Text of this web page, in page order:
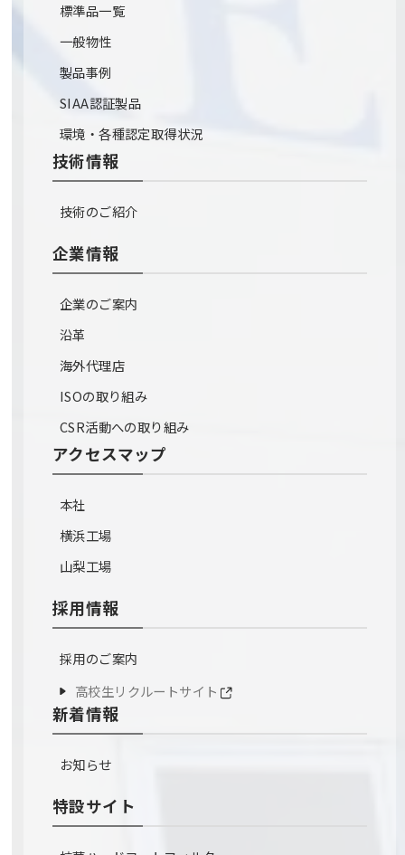
標準品一覧
一般物性
製品事例
SIAA認証製品
環境・各種認定取得状況
技術情報
技術のご紹介
企業情報
企業のご案内
沿革
海外代理店
ISOの取り組み
CSR活動への取り組み
アクセスマップ
本社
横浜工場
山梨工場
採用情報
採用のご案内
高校生リクルートサイト
新着情報
お知らせ
特設サイト